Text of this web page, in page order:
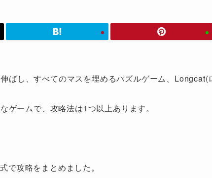
ばし、すべてのマスを埋めるパズルゲーム、Longcat(
ゲームで、攻略法は1つ以上あります。
で攻略をまとめました。